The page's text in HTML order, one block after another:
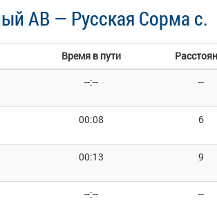
АВ — Русская Сорма с.
Время в пути
--:-- --
00:08 6
00:13 9
--:-- --